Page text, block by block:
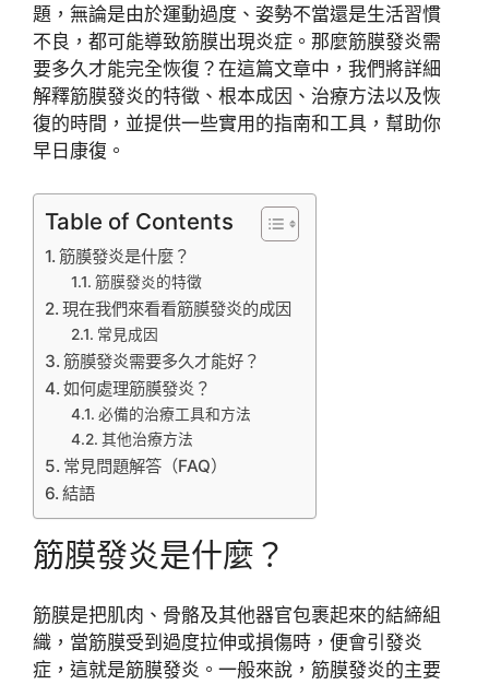
題，無論是由於運動過度、姿勢不當還是生活習慣
不良，都可能導致筋膜出現炎症。那麼筋膜發炎需
要多久才能完全恢復？在這篇文章中，我們將詳細
解釋筋膜發炎的特徵、根本成因、治療方法以及恢
復的時間，並提供一些實用的指南和工具，幫助你
早日康復。
Table of Contents
筋膜發炎是什麼？
筋膜發炎的特徵
現在我們來看看筋膜發炎的成因
常見成因
筋膜發炎需要多久才能好？
如何處理筋膜發炎？
必備的治療工具和方法
其他治療方法
常見問題解答（FAQ）
結語
筋膜發炎是什麼？
筋膜是把肌肉、骨骼及其他器官包裹起來的結締組
織，當筋膜受到過度拉伸或損傷時，便會引發炎
症，這就是筋膜發炎。一般來說，筋膜發炎的主要